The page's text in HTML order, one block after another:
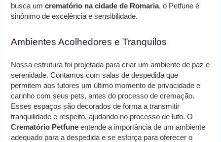
busca umcrematório na cidade de Romaria, o Petfune é
sinônimo de excelência e sensibilidade.
Ambientes Acolhedores e Tranquilos
Nossa estrutura foi projetada para criar um ambiente de paz e
serenidade. Contamos com salas de despedida que
permitem aos tutores um último momento de privacidade e
carinho com seus pets, antes do processo de cremação.
Esses espaços são decorados de forma a transmitir
tranquilidade e respeito, ajudando no processo de luto. O
Crematório Petfune entende a importância de um ambiente
adequado para a despedida e se esforça para oferecer o